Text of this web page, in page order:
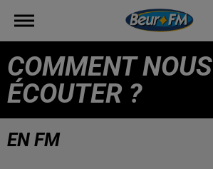
COMMENT NOUS
ÉCOUTER ?
EN FM